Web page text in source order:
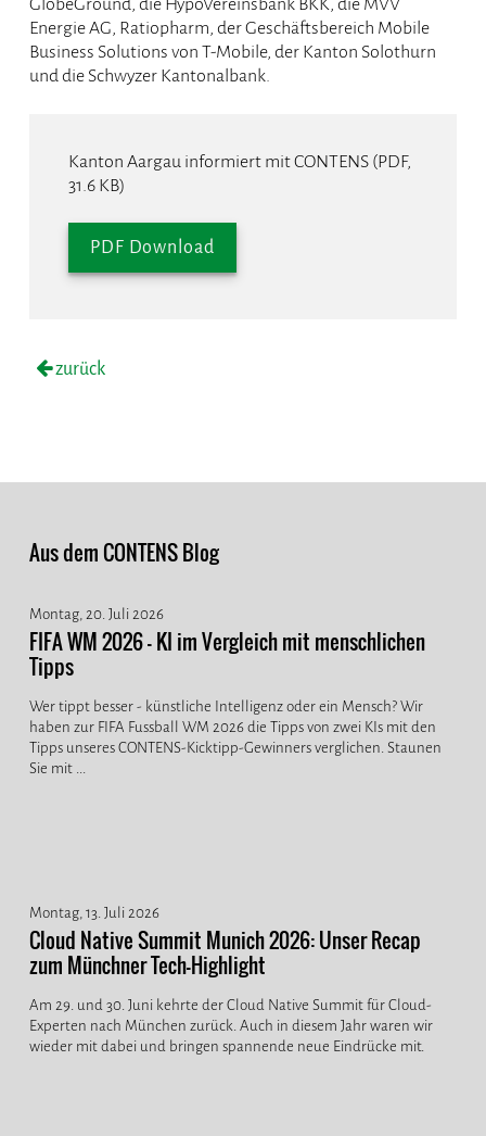
Energie AG, Ratiopharm, der Geschäftsbereich Mobile
Business Solutions von T-Mobile, der Kanton Solothurn
und die Schwyzer Kantonalbank.
Kanton Aargau informiert mit CONTENS (PDF,
31.6 KB)
PDF Download
zurück
Aus dem CONTENS Blog
Montag, 20. Juli 2026
FIFA WM 2026 - KI im Vergleich mit menschlichen
Tipps
Wer tippt besser - künstliche Intelligenz oder ein Mensch? Wir
haben zur FIFA Fussball WM 2026 die Tipps von zwei KIs mit den
Tipps unseres CONTENS-Kicktipp-Gewinners verglichen. Staunen
Sie mit ...
Montag, 13. Juli 2026
Cloud Native Summit Munich 2026: Unser Recap
zum Münchner Tech-Highlight
Am 29. und 30. Juni kehrte der Cloud Native Summit für Cloud-
Experten nach München zurück. Auch in diesem Jahr waren wir
wieder mit dabei und bringen spannende neue Eindrücke mit.